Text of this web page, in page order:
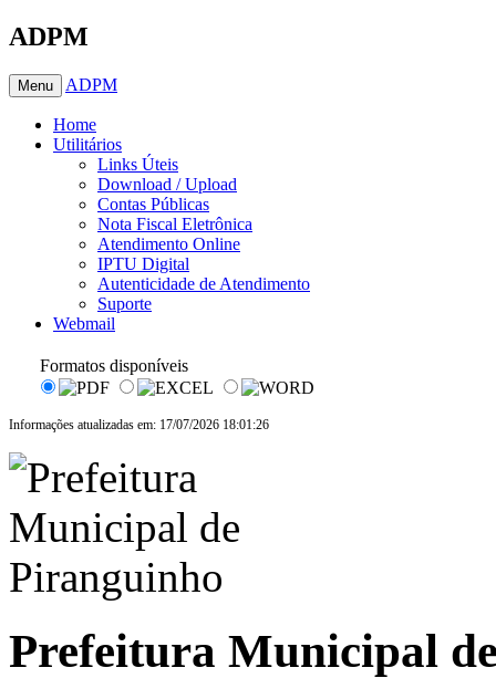
ADPM
Menu ADPM
Home
Utilitários
Links Úteis
Download / Upload
Contas Públicas
Nota Fiscal Eletrônica
Atendimento Online
IPTU Digital
Autenticidade de Atendimento
Suporte
Webmail
Formatos disponíveis
Informações atualizadas em: 17/07/2026 18:01:26
Prefeitura Municipal